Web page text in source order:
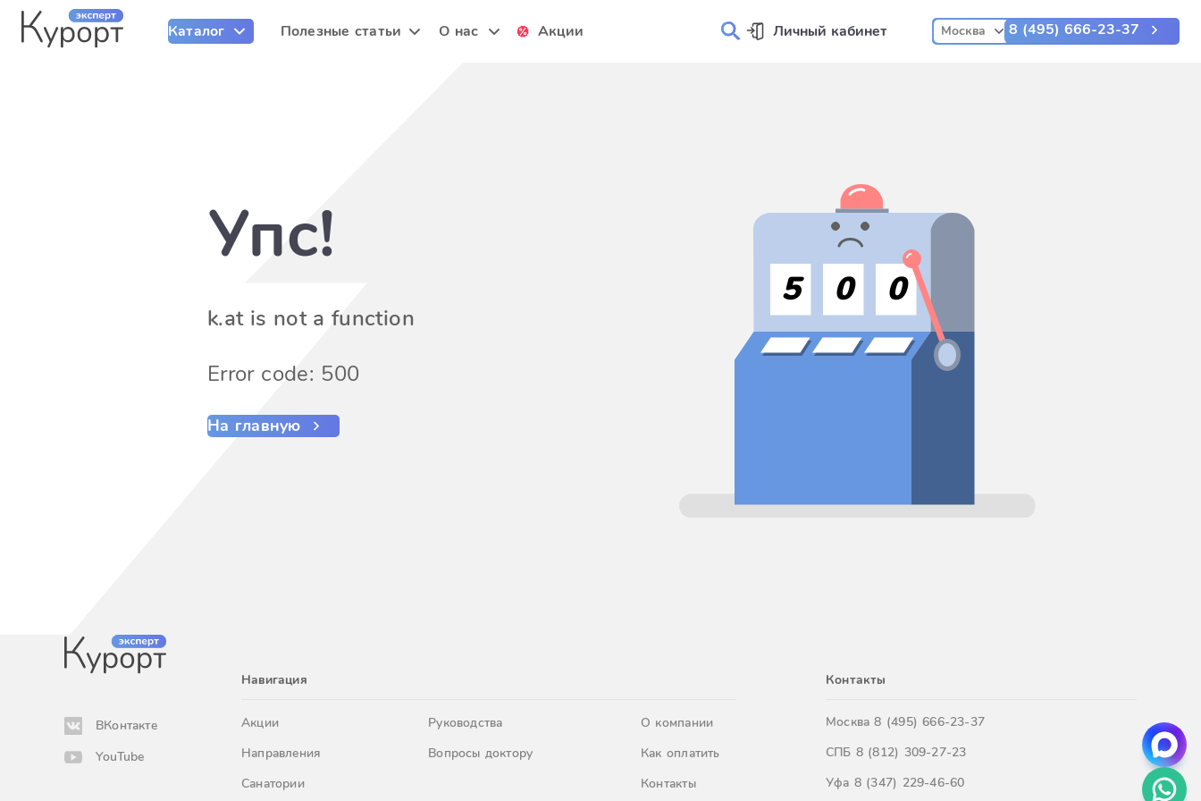
Каталог Полезные статьи О нас Акции Личный кабинет Москва 8 (495) 666-23-37
Упс!
k.at is not a function
Error code: 500
На главную
5 0 0
ВКонтакте
YouTube
Навигация
Акции
Направления
Санатории
Руководства
Вопросы доктору
О компании
Как оплатить
Контакты
Контакты
Москва8 (495) 666-23-37
СПБ 8 (812) 309-27-23
Уфа 8 (347) 229-46-60